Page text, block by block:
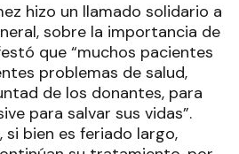
hizo un llamado solidario a
sobre la importancia de
que “muchos pacientes
problemas de salud,
de los donantes, para
para salvar sus vidas”.
si bien es feriado largo,